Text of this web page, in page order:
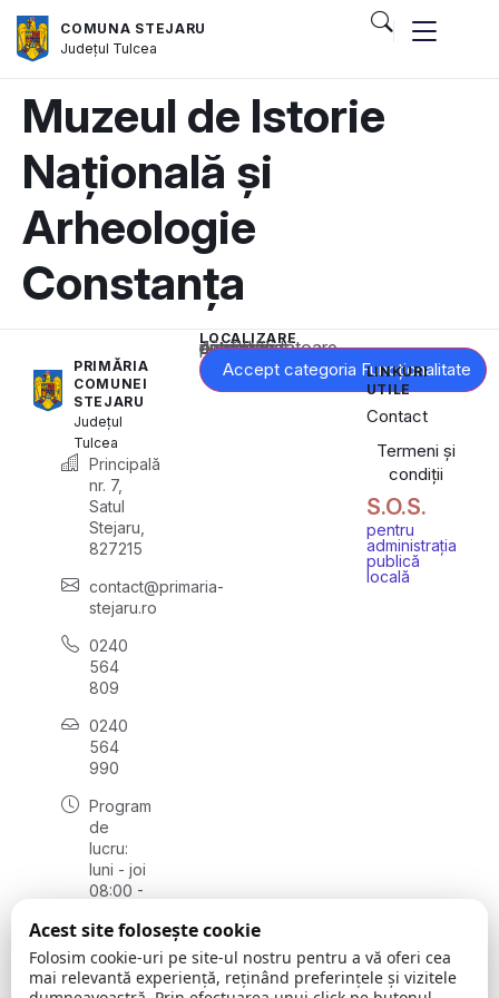
COMUNA STEJARU
Județul Tulcea
Muzeul de Istorie
Națională și
Arheologie
Constanța
PRIMĂRIA
COMUNEI
STEJARU
Județul
Tulcea
Principală
nr. 7,
Satul
Stejaru,
827215
contact@primaria-
stejaru.ro
0240
564
809
0240
564
990
Program
de
lucru:
luni - joi
08:00 -
vineri
08:00 -
14:00
LOCALIZARE
Acest conținut este blocat până când acceptați categoria corespunzătoare de cookie-uri.
Accept categoria Funcționalitate
LINKURI
UTILE
Contact
Termeni și
condiții
S.O.S.
pentru
administrația
publică
locală
Acest site folosește cookie
Folosim cookie-uri pe site-ul nostru pentru a vă oferi cea
mai relevantă experiență, reținând preferințele și vizitele